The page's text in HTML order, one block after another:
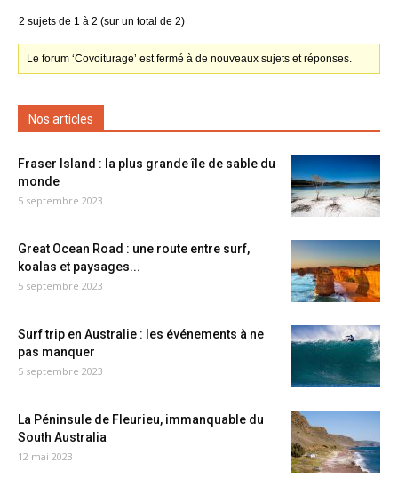
2 sujets de 1 à 2 (sur un total de 2)
Le forum ‘Covoiturage’ est fermé à de nouveaux sujets et réponses.
Nos articles
Fraser Island : la plus grande île de sable du
monde
5 septembre 2023
Great Ocean Road : une route entre surf,
koalas et paysages...
5 septembre 2023
Surf trip en Australie : les événements à ne
pas manquer
5 septembre 2023
La Péninsule de Fleurieu, immanquable du
South Australia
12 mai 2023